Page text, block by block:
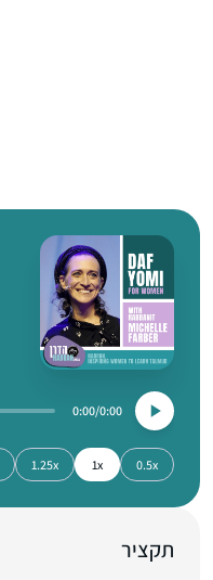
0:00
0:00
0.5x
1x
1.25x
תקציר